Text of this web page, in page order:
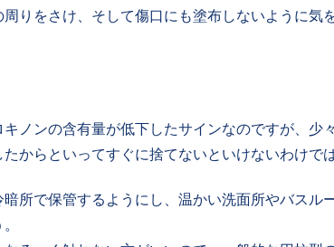
周りをさけ、そして傷口にも塗布しないように気
ノンの含有量が低下したサインなのですが、少
からといってすぐに捨てないといけないわけで
所で保管するようにし、温かい洗面所やバスル